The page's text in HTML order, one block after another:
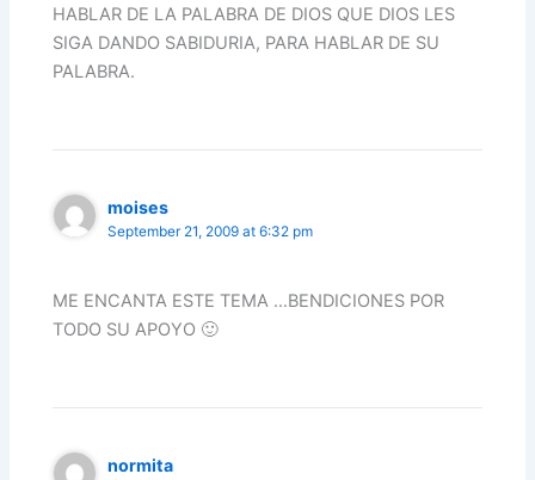
HABLAR DE LA PALABRA DE DIOS QUE DIOS LES
SIGA DANDO SABIDURIA, PARA HABLAR DE SU
PALABRA.
moises
September 21, 2009 at 6:32 pm
ME ENCANTA ESTE TEMA …BENDICIONES POR
TODO SU APOYO 🙂
normita